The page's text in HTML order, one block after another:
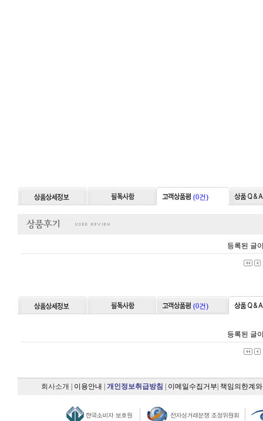
(0건)
등록된 글
(0건)
등록된 글
회사소개 이용안내 개인정보취급방침 이메일수집거부 책임의한계